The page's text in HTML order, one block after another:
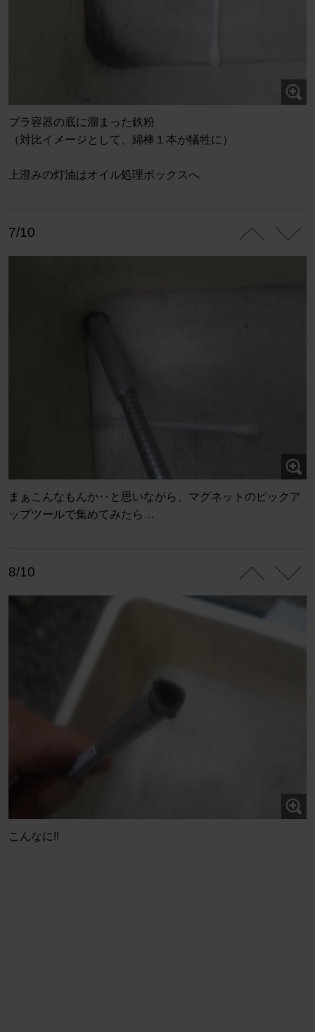
プラ容器の底に溜まった鉄粉
（対比イメージとして、綿棒１本が犠牲に）
上澄みの灯油はオイル処理ボックスへ
7/10
まぁこんなもんか‥と思いながら、マグネットのピックア
ップツールで集めてみたら…
8/10
こんなに!!